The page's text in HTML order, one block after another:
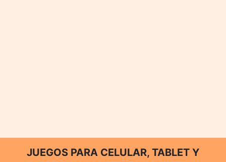
JUEGOS PARA CELULAR, TABLET Y